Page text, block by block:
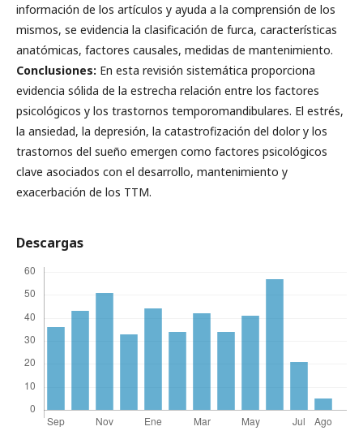
información de los artículos y ayuda a la comprensión de los
mismos, se evidencia la clasificación de furca, características
anatómicas, factores causales, medidas de mantenimiento.
Conclusiones: En esta revisión sistemática proporciona
evidencia sólida de la estrecha relación entre los factores
psicológicos y los trastornos temporomandibulares. El estrés,
la ansiedad, la depresión, la catastrofización del dolor y los
trastornos del sueño emergen como factores psicológicos
clave asociados con el desarrollo, mantenimiento y
exacerbación de los TTM.
Descargas